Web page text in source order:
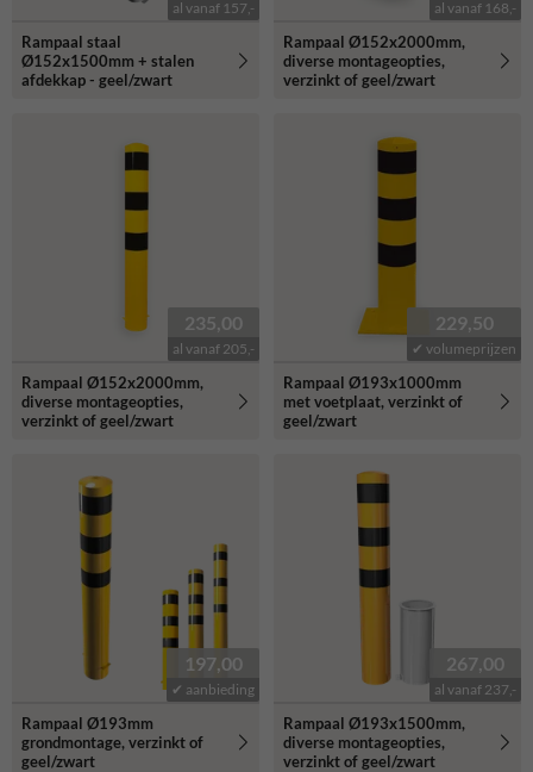
al vanaf 157,-
Rampaal staal
Ø152x1500mm + stalen
afdekkap - geel/zwart
al vanaf 168,-
Rampaal Ø152x2000mm,
diverse montageopties,
verzinkt of geel/zwart
235,00
al vanaf 205,-
Rampaal Ø152x2000mm,
diverse montageopties,
verzinkt of geel/zwart
229,50
✔ volumeprijzen
Rampaal Ø193x1000mm
met voetplaat, verzinkt of
geel/zwart
197,00
✔ aanbieding
Rampaal Ø193mm
grondmontage, verzinkt of
geel/zwart
267,00
al vanaf 237,-
Rampaal Ø193x1500mm,
diverse montageopties,
verzinkt of geel/zwart